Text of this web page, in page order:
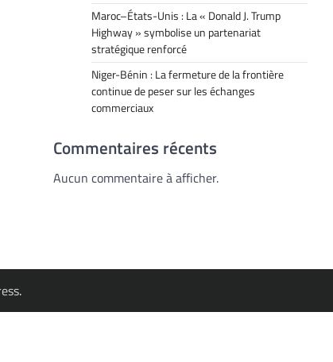
Maroc–États-Unis : La « Donald J. Trump
Highway » symbolise un partenariat
stratégique renforcé
Niger-Bénin : La fermeture de la frontière
continue de peser sur les échanges
commerciaux
Commentaires récents
Aucun commentaire à afficher.
.